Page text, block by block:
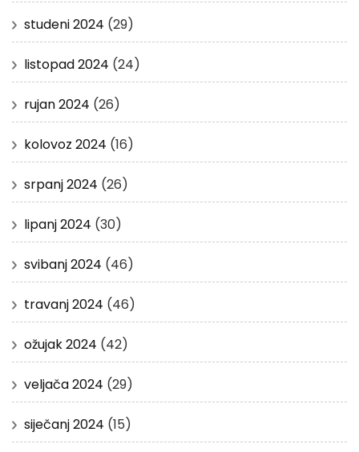
studeni 2024 (29)
listopad 2024 (24)
rujan 2024 (26)
kolovoz 2024 (16)
srpanj 2024 (26)
lipanj 2024 (30)
svibanj 2024 (46)
travanj 2024 (46)
ožujak 2024 (42)
veljača 2024 (29)
siječanj 2024 (15)